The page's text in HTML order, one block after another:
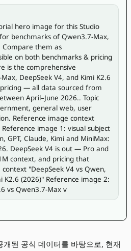
hero image for this Studio
benchmarks of Qwen3.7-Max,
Compare them as
on both benchmarks & pricing
is the comprehensive
DeepSeek V4, and Kimi K2.6
— all data sourced from
April–June 2026.. Topic
general web, user
Reference image context
image 1: visual subject
GPT, Claude, Kimi and MiniMax:
DeepSeek V4 is out — Pro and
context, and pricing that
"DeepSeek V4 vs Qwen,
K2.6 (2026)" Reference image 2:
vs Qwen3.7-Max v
된 공식 데이터를 바탕으로, 현재